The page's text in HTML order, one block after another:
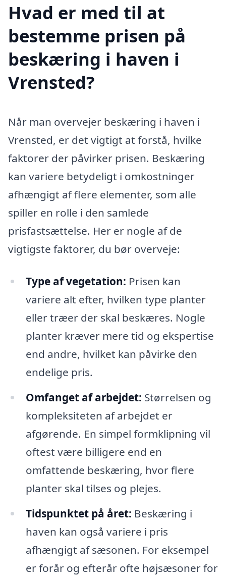
Hvad er med til at
bestemme prisen på
beskæring i haven i
Vrensted?
Når man overvejer beskæring i haven i
Vrensted, er det vigtigt at forstå, hvilke
faktorer der påvirker prisen. Beskæring
kan variere betydeligt i omkostninger
afhængigt af flere elementer, som alle
spiller en rolle i den samlede
prisfastsættelse. Her er nogle af de
vigtigste faktorer, du bør overveje:
Type af vegetation: Prisen kan
variere alt efter, hvilken type planter
eller træer der skal beskæres. Nogle
planter kræver mere tid og ekspertise
end andre, hvilket kan påvirke den
endelige pris.
Omfanget af arbejdet: Størrelsen og
kompleksiteten af arbejdet er
afgørende. En simpel formklipning vil
oftest være billigere end en
omfattende beskæring, hvor flere
planter skal tilses og plejes.
Tidspunktet på året: Beskæring i
haven kan også variere i pris
afhængigt af sæsonen. For eksempel
er forår og efterår ofte højsæsoner for